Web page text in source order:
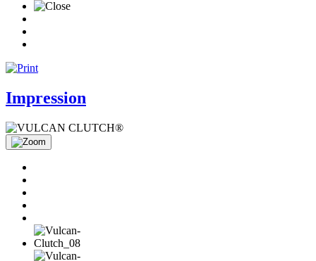
Impression